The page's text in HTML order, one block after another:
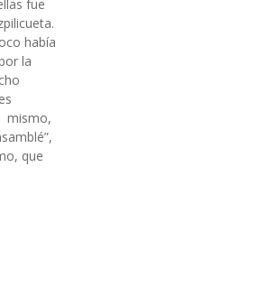
fue
había
la
mismo,
que